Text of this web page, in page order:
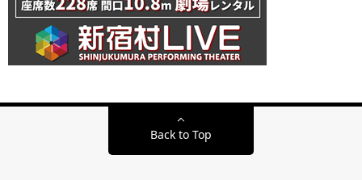
Back to Top